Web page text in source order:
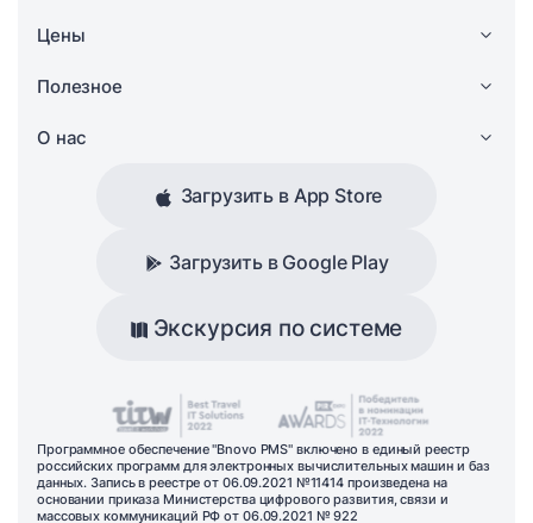
Цены
Полезное
О нас
Загрузить в App Store
Загрузить в Google Play
Экскурсия по системе
Программное обеспечение "Bnovo PMS" включено в единый реестр
российских программ для электронных вычислительных машин и баз
данных. Запись в реестре от 06.09.2021 №11414 произведена на
основании приказа Министерства цифрового развития, связи и
массовых коммуникаций РФ от 06.09.2021 № 922